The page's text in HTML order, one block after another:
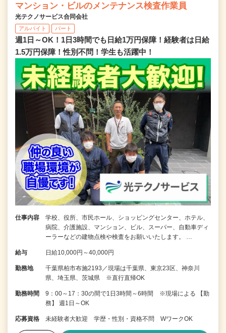
マンション・ビルのメンテナンス検査作業員
光テクノサービス合同会社
アルバイト パート
週1日～OK！1日3時間でも日給1万円保障！経験者は日給
1.5万円保障！性別不問！学生も活躍中！
仕事内容
学校、役所、市民ホール、ショッピングセンター、ホテル、
病院、介護施設、マンション、ビル、スーパー、自動車ディ
ーラーなどの建物点検や検査をお願いいたします。 …
給与 日給10,000円～40,000円
勤務地
千葉県柏市布施2193／現場は千葉県、東京23区、神奈川
県、埼玉県、茨城県 ※直行直帰OK
勤務時間
9：00～17：30の間で1日3時間～6時間 ※現場による 【勤
務】 週1日～OK
応募資格 未経験者大歓迎 学歴・性別・資格不問 WワークOK